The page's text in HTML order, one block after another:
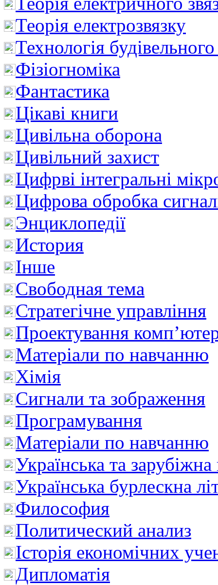
Теорія електрозвязку
Технологія
Фізіогноміка
Фантастика
Цікаві книги
Цивільна оборона
Цивільний захист
Цифрві інтегральні
Цифрова обробка
Энциклопедії
История
Інше
Свободная тема
Стратегічне управління
Проектування
Матеріали по навчанню
Хімія
Сигнали та зображення
Програмування
Матеріали по навчанню
Українська та зарубіжна
Українська бурлескна
Философия
Политический анализ
Історія економічних
Дипломатія